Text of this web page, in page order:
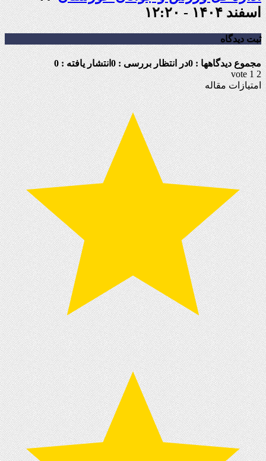
اسفند ۱۴۰۴ - ۱۲:۲۰
ثبت دیدگاه
مجموع دیدگاهها : 0 در انتظار بررسی : 0
انتشار یافته : 0
2
1
vote
امتیازات مقاله